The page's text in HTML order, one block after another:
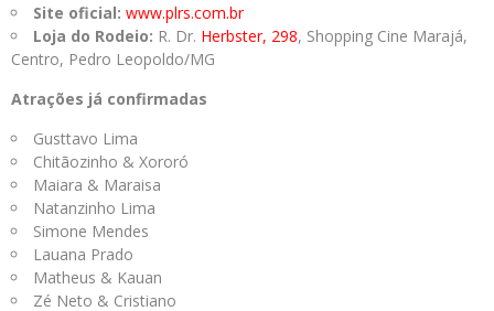
Site oficial: www.plrs.com.br
Loja do Rodeio: R. Dr. Herbster, 298, Shopping Cine Marajá,
Centro, Pedro Leopoldo/MG
Atrações já confirmadas
Gusttavo Lima
Chitãozinho & Xororó
Maiara & Maraisa
Natanzinho Lima
Simone Mendes
Lauana Prado
Matheus & Kauan
Zé Neto & Cristiano